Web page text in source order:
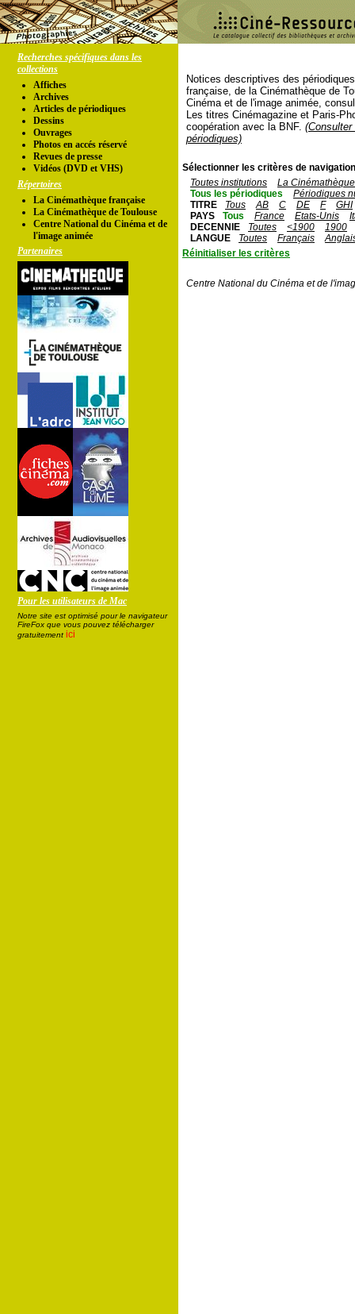
Recherches spécifiques dans les
collections
Affiches
Archives
Articles de périodiques
Dessins
Ouvrages
Photos en accés réservé
Revues de presse
Vidéos (DVD et VHS)
Répertoires
La Cinémathèque française
La Cinémathèque de Toulouse
Centre National du Cinéma et de
l'image animée
Partenaires
Pour les utilisateurs de Mac
Notre site est optimisé pour le navigateur
FireFox que vous pouvez télécharger
gratuitement ici
Notices descriptives des
française, de la Cinémathèque de
Cinéma et de l'image animée,
Les titres Cinémagazine et Paris-
coopération avec la BNF.
périodiques)
Sélectionner les critères de
Toutes institutions
La
Tous les périodiques
Périodiques
TITRE
Tous AB C DE F
GHI
PAYS
Tous France Etats-Unis
DECENNIE
Toutes <1900
1900
LANGUE
Toutes Français
Réinitialiser les critères
Centre National du Cinéma et de